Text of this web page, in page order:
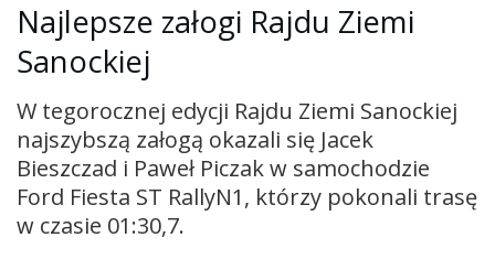
Najlepsze załogi Rajdu Ziemi
Sanockiej
W tegorocznej edycji Rajdu Ziemi Sanockiej
najszybszą załogą okazali się Jacek
Bieszczad i Paweł Piczak w samochodzie
Ford Fiesta ST RallyN1, którzy pokonali trasę
w czasie 01:30,7.